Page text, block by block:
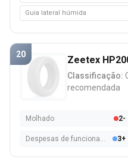
Guia lateral húmida
20 Zeetex
Classificação:
recomendada
Molhado 2-
Despesas de funcionamento 3+